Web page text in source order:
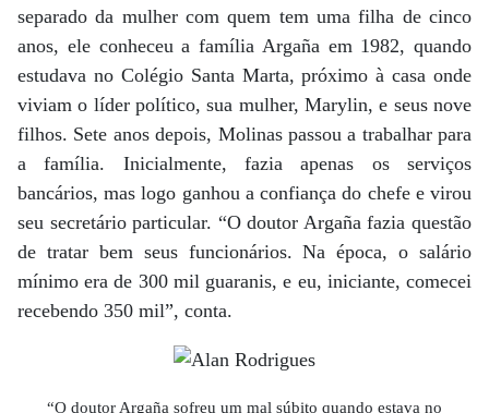
separado da mulher com quem tem uma filha de cinco
anos, ele conheceu a família Argaña em 1982, quando
estudava no Colégio Santa Marta, próximo à casa onde
viviam o líder político, sua mulher, Marylin, e seus nove
filhos. Sete anos depois, Molinas passou a trabalhar para
a família. Inicialmente, fazia apenas os serviços
bancários, mas logo ganhou a confiança do chefe e virou
seu secretário particular. “O doutor Argaña fazia questão
de tratar bem seus funcionários. Na época, o salário
mínimo era de 300 mil guaranis, e eu, iniciante, comecei
recebendo 350 mil”, conta.
“O doutor Argaña sofreu um mal súbito quando estava no